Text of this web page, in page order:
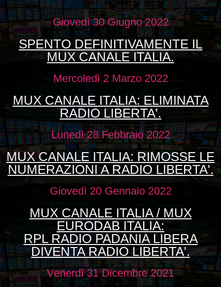
Giovedì 30 Giugno 2022
SPENTO DEFINITIVAMENTE IL
MUX CANALE ITALIA.
Mercoledì 2 Marzo 2022
MUX CANALE ITALIA: ELIMINATA
RADIO LIBERTA'.
Lunedì 28 Febbraio 2022
MUX CANALE ITALIA: RIMOSSE LE
NUMERAZIONI A RADIO LIBERTA'.
Giovedì 20 Gennaio 2022
MUX CANALE ITALIA / MUX
EURODAB ITALIA:
RPL RADIO PADANIA LIBERA
DIVENTA RADIO LIBERTA'.
Venerdì 31 Dicembre 2021